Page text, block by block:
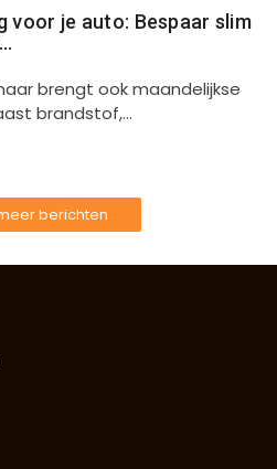
voor je auto: Bespaar slim
brengt ook maandelijkse
brandstof,…
berichten